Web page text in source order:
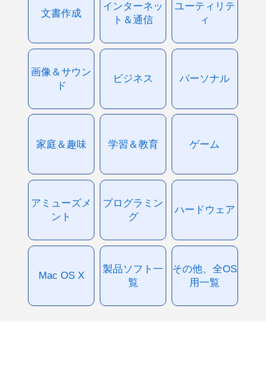
文書作成
インターネッ
ト＆通信
ユーティリテ
ィ
画像＆サウン
ド
ビジネス パーソナル
家庭＆趣味 学習＆教育 ゲーム
アミューズメ
ント
プログラミン
グ
ハードウェア
Mac OS X
製品ソフト一
覧
その他、全OS
用一覧